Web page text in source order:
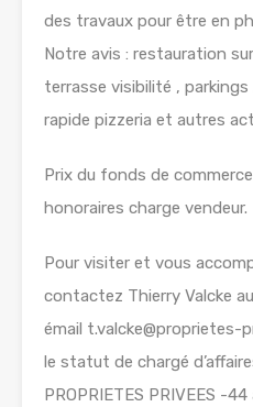
des travaux pour être en
Notre avis : restauration
terrasse visibilité ,
rapide pizzeria et autres
Prix du fonds de
honoraires charge vendeur.
Pour visiter et vous
contactez Thierry Valcke
émail t.valcke@proprietes-
le statut de chargé
PROPRIETES PRIVEES -